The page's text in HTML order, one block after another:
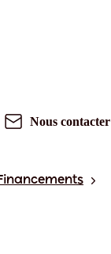
Nous contacter